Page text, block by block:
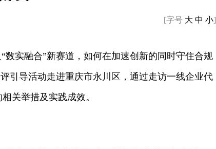
[字号 大 中 小]
实融合”新赛道，如何在加速创新的同时守住合规
引导活动走进重庆市永川区，通过走访一线企业代
关举措及实践成效。